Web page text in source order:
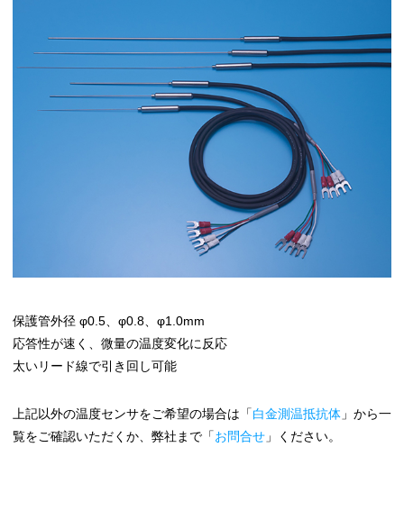
保護管外径 φ0.5、φ0.8、φ1.0mm
応答性が速く、微量の温度変化に反応
太いリード線で引き回し可能
上記以外の温度センサをご希望の場合は「白金測温抵抗体 」から一
覧をご確認いただくか、弊社まで「お問合せ 」ください。